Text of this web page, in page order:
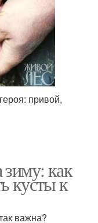
привой,
как
кусты к
важна?